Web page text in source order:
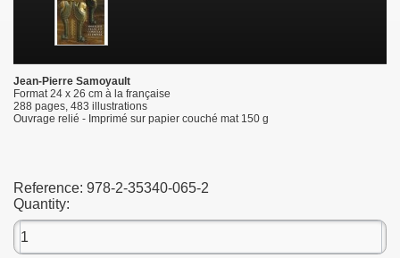
Jean-Pierre Samoyault
Format 24 x 26 cm à la française
288 pages, 483 illustrations
Ouvrage relié - Imprimé sur papier couché mat 150 g
Reference: 978-2-35340-065-2
Quantity: